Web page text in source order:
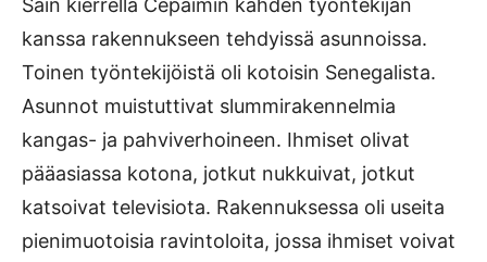
Sain kierrellä Cepaimin kahden työntekijän
kanssa rakennukseen tehdyissä asunnoissa.
Toinen työntekijöistä oli kotoisin Senegalista.
Asunnot muistuttivat slummirakennelmia
kangas- ja pahviverhoineen. Ihmiset olivat
pääasiassa kotona, jotkut nukkuivat, jotkut
katsoivat televisiota. Rakennuksessa oli useita
pienimuotoisia ravintoloita, jossa ihmiset voivat